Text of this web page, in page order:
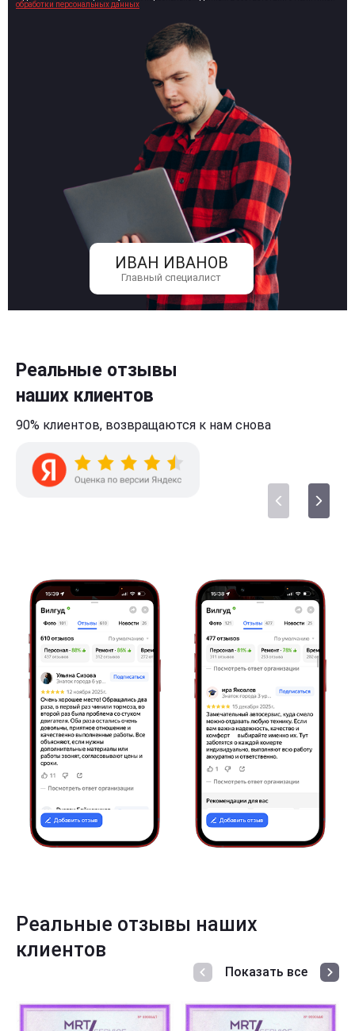
ИВАН ИВАНОВ
Главный специалист
обработки персональных данных
Реальные отзывы
наших клиентов
90% клиентов, возвращаются к нам снова
Реальные отзывы наших
клиентов
Показать все